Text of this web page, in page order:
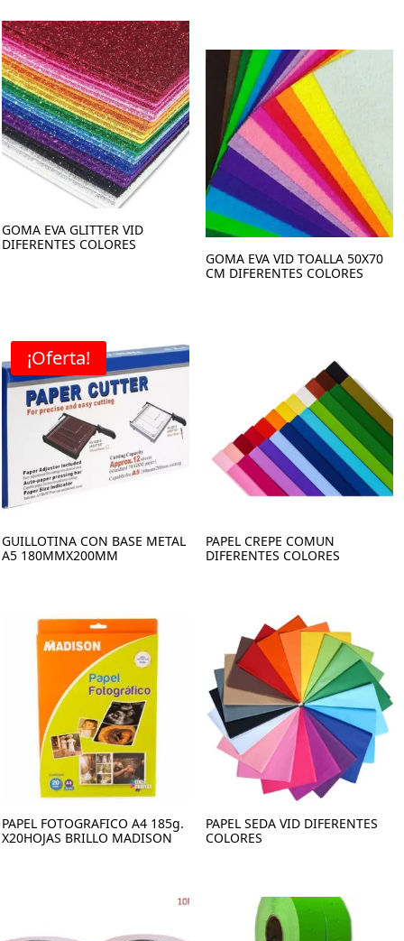
GOMA EVA GLITTER VID
DIFERENTES COLORES
GOMA EVA VID TOALLA 50X70
CM DIFERENTES COLORES
¡Oferta!
GUILLOTINA CON BASE METAL
A5 180MMX200MM
PAPEL CREPE COMUN
DIFERENTES COLORES
PAPEL FOTOGRAFICO A4 185g.
X20HOJAS BRILLO MADISON
PAPEL SEDA VID DIFERENTES
COLORES